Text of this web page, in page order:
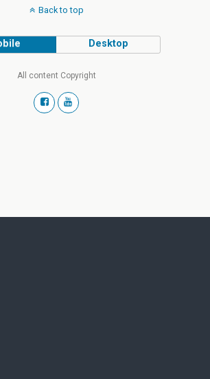
Back to top
Desktop
All content Copyright